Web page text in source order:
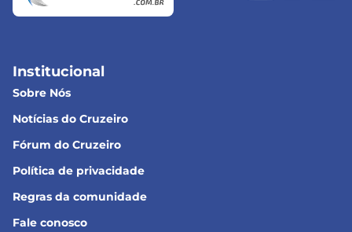
Institucional
Sobre Nós
Notícias do Cruzeiro
Fórum do Cruzeiro
Política de privacidade
Regras da comunidade
Fale conosco